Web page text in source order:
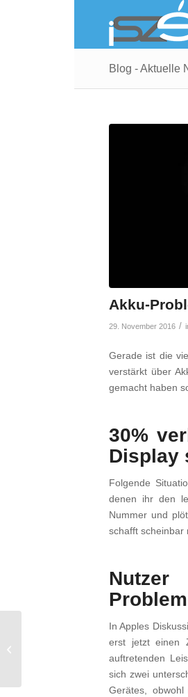
Blog - Aktuelle
Akku-
29. November 2016 /
Gerade ist die
verstärkt über
gemacht haben
30%
Display
Folgende
denen ihr den
Nummer und
schafft scheinbar
In Apples
erst jetzt einen
auftretenden
sich zwei
Gerätes,